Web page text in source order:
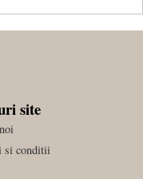
site
si conditii